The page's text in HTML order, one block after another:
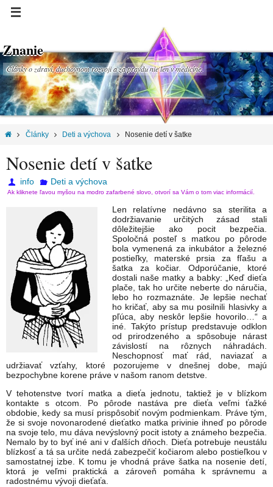
Znanie
Články o zdraví, duchovnom rozvoji a za pravdu nie len v medicíne.
Články Deti a výchova Nosenie detí v šatke
Nosenie detí v šatke
info Deti a výchova
Ak kliknete ľavou myšou na modro zafarbené slovo, otvorí sa Vám o tom viac informácií.
Len relatívne nedávno sa sterilita a
dodržiavanie určitých zásad stali
dôležitejšie ako pocit bezpečia.
Spoločná posteľ s matkou po pôrode
bola vymenená za inkubátor a železné
postieľky, materské prsia za fľašu a
šatka za kočiar. Odporúčanie, ktoré
dostali naše matky a babky: „Keď dieťa
plače, tak ho určite neberte do náručia,
lebo ho rozmaznáte. Je lepšie nechať
ho kričať, aby sa mu posilnili hlasivky a
pľúca, aby neskôr lepšie hovorilo…“ a
iné. Takýto prístup predstavuje odklon
od prirodzeného a spôsobuje nárast
závislostí na rôznych náhradách.
Neschopnosť mať rád, naviazať a
udržiavať vzťahy, ktoré pozorujeme v dnešnej dobe, majú
bezpochybne korene práve v našom ranom detstve.
V tehotenstve tvorí matka a dieťa jednotu, taktiež je v blízkom
kontakte s otcom. Po pôrode nastáva pre dieťa veľmi ťažké
obdobie, kedy sa musí prispôsobiť novým podmienkam. Práve tým,
že si svoje novonarodené dieťatko matka privinie ihneď po pôrode
na svoje telo, mu dáva nevýslovný pocit istoty a známeho bezpečia.
Nemalo by to byť iné ani v ďalších dňoch. Dieťa potrebuje neustálu
blízkosť a tá sa určite nedá zabezpečiť kočiarom alebo postieľkou v
samostatnej izbe. K tomu je vhodná práve šatka na nosenie detí,
ktorá je veľmi praktická a zároveň pomáha k správnemu a
radostnému vývoji dieťaťa.